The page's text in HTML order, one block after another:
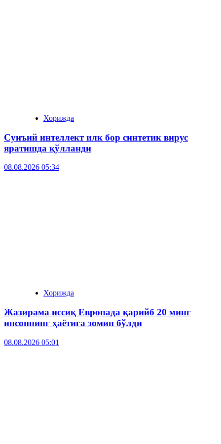
Хорижда
Сунъий интеллект илк бор синтетик вирус
яратишда қўлланди
08.08.2026 05:34
Хорижда
Жазирама иссиқ Европада қарийб 20 минг
инсоннинг ҳаётига зомин бўлди
08.08.2026 05:01